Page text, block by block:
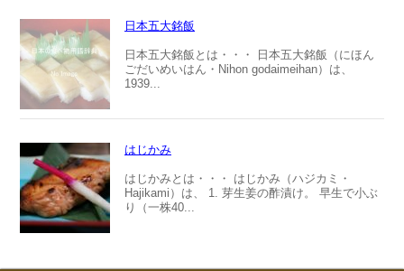
日本五大銘飯
日本五大銘飯とは・・・ 日本五大銘飯（にほん
ごだいめいはん・Nihon godaimeihan）は、
1939...
はじかみ
はじかみとは・・・ はじかみ（ハジカミ・
Hajikami）は、 1. 芽生姜の酢漬け。 早生で小ぶ
り（一株40...